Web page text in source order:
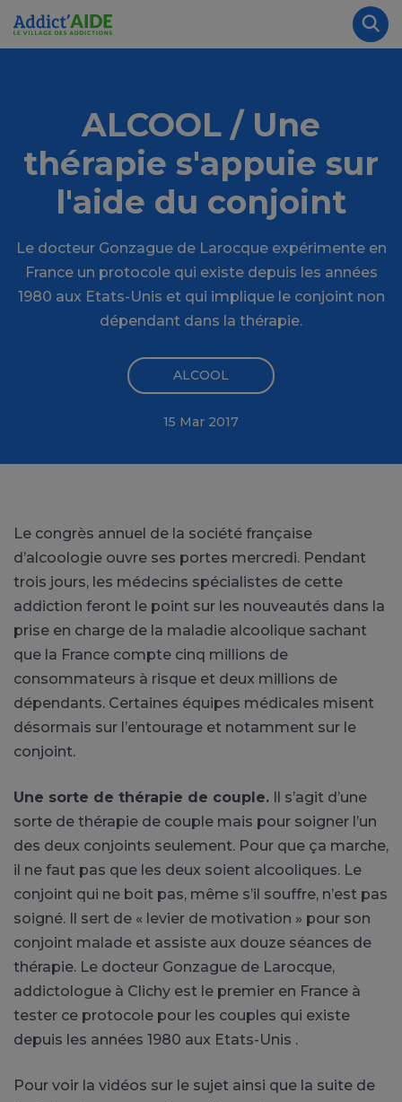
Aller au contenu principal
ALCOOL / Une
thérapie s'appuie sur
l'aide du conjoint
Le docteur Gonzague de Larocque expérimente en
France un protocole qui existe depuis les années
1980 aux Etats-Unis et qui implique le conjoint non
dépendant dans la thérapie.
ALCOOL
15 Mar 2017
Le congrès annuel de la société française
d’alcoologie ouvre ses portes mercredi. Pendant
trois jours, les médecins spécialistes de cette
addiction feront le point sur les nouveautés dans la
prise en charge de la maladie alcoolique sachant
que la France compte cinq millions de
consommateurs à risque et deux millions de
dépendants. Certaines équipes médicales misent
désormais sur l’entourage et notamment sur le
conjoint.
Une sorte de thérapie de couple. Il s’agit d’une
sorte de thérapie de couple mais pour soigner l’un
des deux conjoints seulement. Pour que ça marche,
il ne faut pas que les deux soient alcooliques. Le
conjoint qui ne boit pas, même s’il souffre, n’est pas
soigné. Il sert de « levier de motivation » pour son
conjoint malade et assiste aux douze séances de
thérapie. Le docteur Gonzague de Larocque,
addictologue à Clichy est le premier en France à
tester ce protocole pour les couples qui existe
depuis les années 1980 aux Etats-Unis .
Pour voir la vidéos sur le sujet ainsi que la suite de
Panneau de gestion des cookies